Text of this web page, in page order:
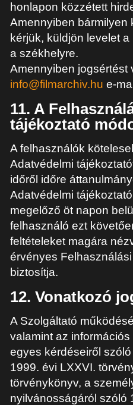
honlapon közzétett
Amennyiben bármilyen
kérjük, küldjön levelet a
a székhelyre.
Amennyiben jogsértést
info@filmarchiv.hu e-
11. A
tájékoztató
A felhasználók
Adatvédelmi
időről időre
Adatvédelmi
megelőző öt napon
felhasználó ezt
feltételeket magára
érvényes
biztosítja.
12. Vonatkozó
A Szolgáltató
valamint az
egyes kérdéseiről
1999. évi LXXVI.
törvénykönyv, a
nyilvánosságáról szóló